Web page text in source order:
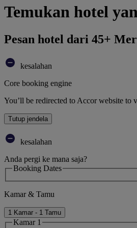
Temukan hotel
Pesan hotel dari 45+
kesalahan
Core booking engine
You’ll be redirected to Accor website to
Tutup jendela
kesalahan
Anda pergi ke mana saja?
Booking Dates
Kamar & Tamu
1 Kamar - 1 Tamu
Kamar 1